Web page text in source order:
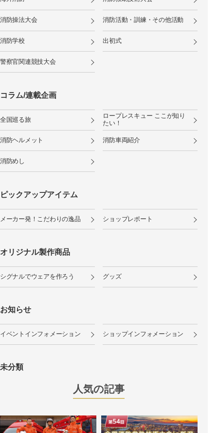
消防操法大会 消防活動・訓練・その他活動
消防学校 出初式
警察官関連競技大会
コラム/連載企画
全国巡る旅
ロープレスキュー ここが知り
たい！
消防ヘルメット 消防車両紹介
消防めし
ピックアップアイテム
メーカー発！こだわりの逸品 ショップレポート
オリジナル製作商品
シグナルでウェアを作ろう グッズ
お知らせ
イベントインフォメーション ショップインフォメーション
未分類
人気の記事